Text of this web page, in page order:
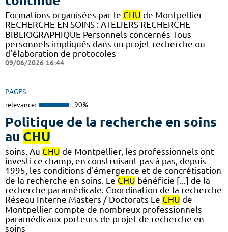
Formations organisées par le CHU de Montpellier
RECHERCHE EN SOINS : ATELIERS RECHERCHE
BIBLIOGRAPHIQUE Personnels concernés Tous
personnels impliqués dans un projet recherche ou
d’élaboration de protocoles
09/06/2026 16:44
PAGES
relevance: 90%
Politique de la recherche en soins
au CHU
soins. Au CHU de Montpellier, les professionnels ont
investi ce champ, en construisant pas à pas, depuis
1995, les conditions d'émergence et de concrétisation
de la recherche en soins. Le CHU bénéficie [...] de la
recherche paramédicale. Coordination de la recherche
Réseau Interne Masters / Doctorats Le CHU de
Montpellier compte de nombreux professionnels
paramédicaux porteurs de projet de recherche en
soins